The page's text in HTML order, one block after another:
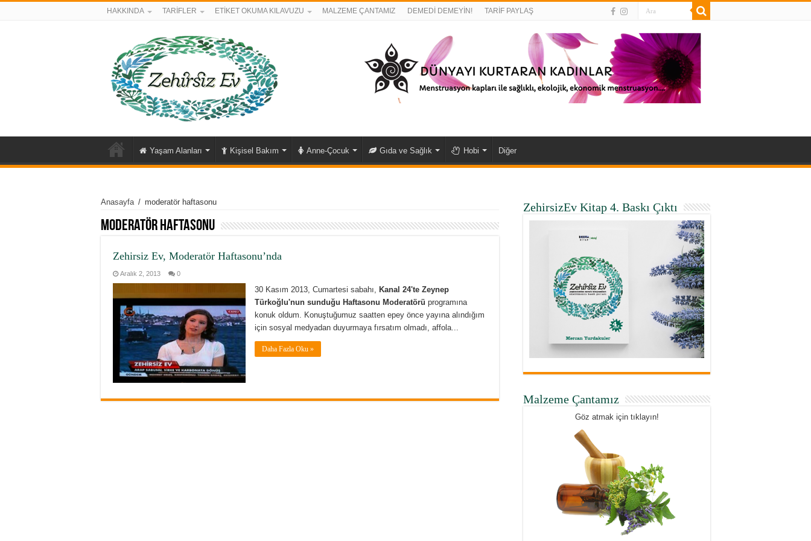
HAKKINDA TARİFLER ETİKET OKUMA KILAVUZU MALZEME ÇANTAMIZ DEMEDİ DEMEYİN! TARİF PAYLAŞ
Yaşam Alanları Kişisel Bakım Anne-Çocuk Gıda ve Sağlık Hobi Diğer
Anasayfa / moderatör haftasonu
moderatör haftasonu
Zehirsiz Ev, Moderatör Haftasonu’nda
Aralık 2, 2013 0
30 Kasım 2013, Cumartesi sabahı, Kanal 24'te Zeynep
Türkoğlu'nun sunduğu Haftasonu Moderatörü programına
konuk oldum. Konuştuğumuz saatten epey önce yayına alındığım
için sosyal medyadan duyurmaya fırsatım olmadı, affola...
Daha Fazla Oku »
ZehirsizEv Kitap 4. Baskı Çıktı
Malzeme Çantamız
Göz atmak için tıklayın!